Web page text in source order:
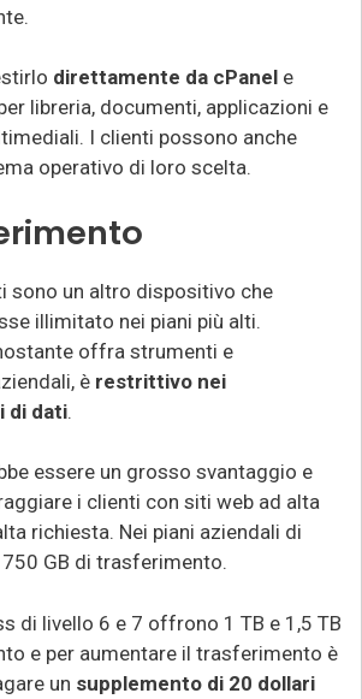
direttamente da cPanel e
libreria, documenti, applicazioni e
I clienti possono anche
operativo di loro scelta.
sono un altro dispositivo che
illimitato nei piani più alti.
offra strumenti e
è restrittivo nei
di dati.
essere un grosso svantaggio e
i clienti con siti web ad alta
richiesta. Nei piani aziendali di
GB di trasferimento.
di livello 6 e 7 offrono 1 TB e 1,5 TB
e per aumentare il trasferimento è
un supplemento di 20 dollari